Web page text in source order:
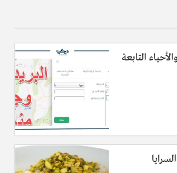
التابعة